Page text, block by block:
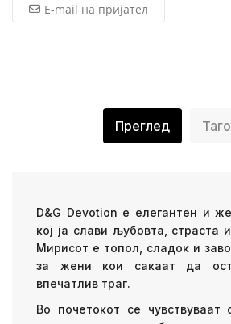
E-mail на пријател
Преглед
D&G Devotion е елегантен и
кој ја слави љубовта, страста
Мирисот е топол, сладок и
за жени кои сакаат да
впечатлив траг.
Во почетокот се